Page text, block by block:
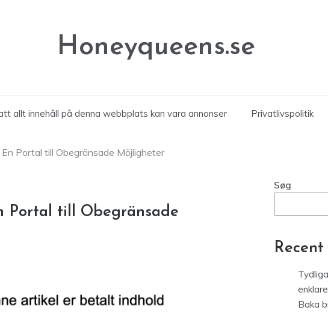
Honeyqueens.se
allt innehåll på denna webbplats kan vara annonser Privatlivspolitik
Portal till Obegränsade Möjligheter
Portal till Obegränsade
Søg
Recent
enklare
Baka